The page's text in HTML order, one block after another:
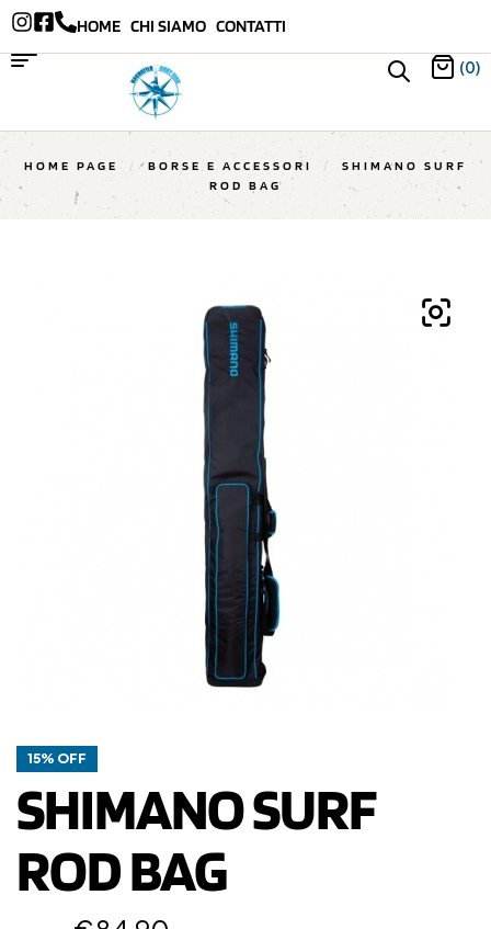
HOME CHI SIAMO CONTATTI
(0)
HOME PAGE / BORSE E ACCESSORI /
SHIMANO SURF
ROD BAG
15% OFF
SHIMANO SURF
ROD BAG